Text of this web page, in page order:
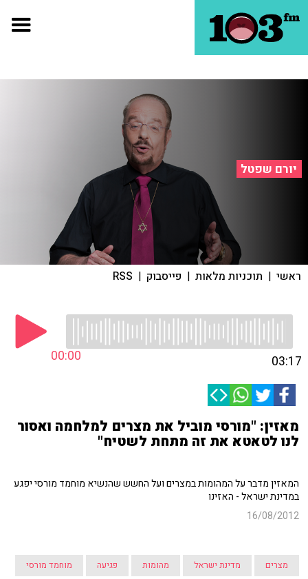
יורם שפטל
ראשי | תוכניות מלאות | פייסבוק |
RSS
00:00 03:17
מאזין: "מורסי מוביל את מצרים למלחמה ואסור
לנו לטאטא את זה מתחת לשטיח"
המאזין מדבר על המהומות במצרים ועל החשש שהנשיא מוחמד מורסי יפגע
במדינת ישראל - האזינו
16/08/2012
מצרים מדינת ישראל מהומות פגיעה מוחמד מורסי